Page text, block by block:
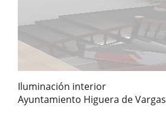
Iluminación interior
Ayuntamiento Higuera de Vargas